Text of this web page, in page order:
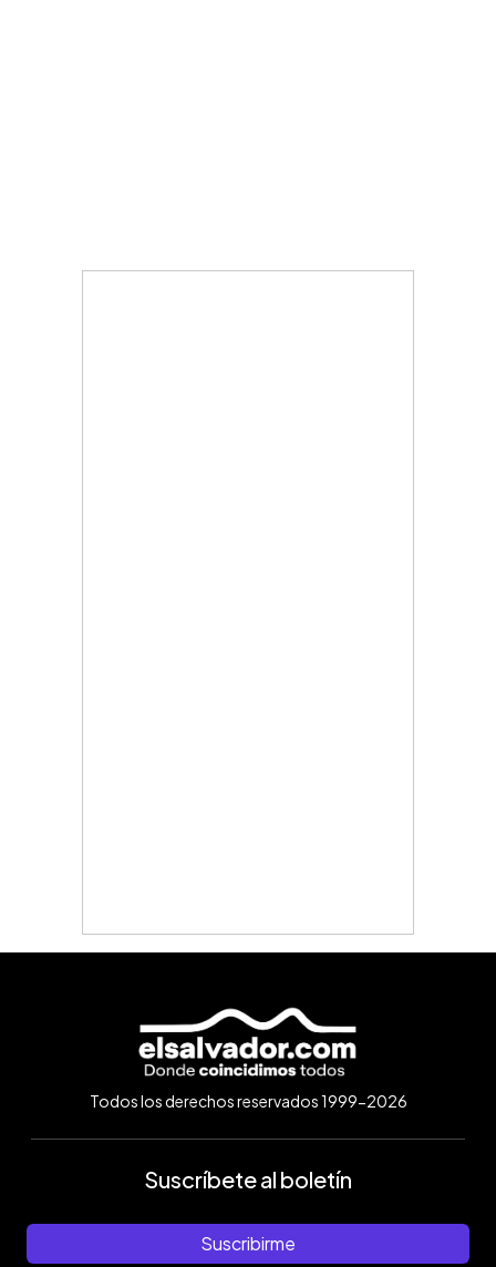
Todos los derechos reservados 1999-2026
Suscríbete al boletín
Suscribirme